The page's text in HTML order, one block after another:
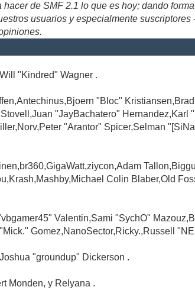
de SMF 2.1 lo que es hoy; dando
usuarios y especialmente
"Kindred" Wagner .
"Bloc"
"JayBachatero"
"Arantor" Spicer,Selman
Colin Blaber,Old
Valentin,Sami "SychO"
Gomez,NanoSector,Ricky.,Russell
"groundup" Dickerson .
Monden, y Relyana .